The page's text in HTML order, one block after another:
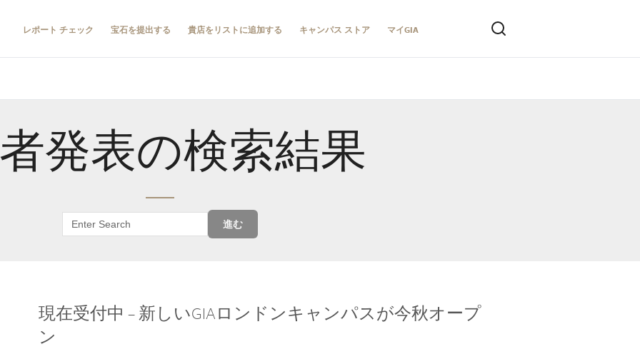
レポート チェック 宝石を提出する 貴店をリストに追加する キャンパス ストア マイGIA
発表の検索結果
進む
現在受付中 – 新しいGIAロンドンキャンパスが今秋オープ
ン